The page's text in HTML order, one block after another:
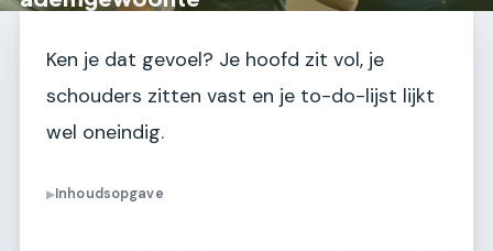
Ken je dat gevoel? Je hoofd zit vol, je
schouders zitten vast en je to-do-lijst lijkt
wel oneindig.
▶Inhoudsopgave